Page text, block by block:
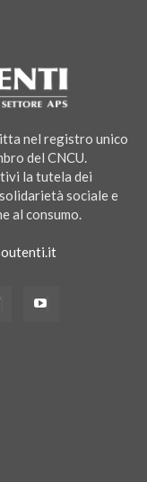
nel registro unico
del CNCU.
la tutela dei
sociale e
al consumo.